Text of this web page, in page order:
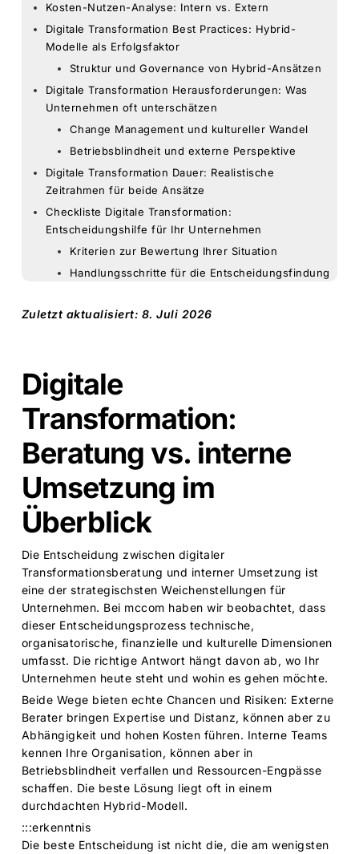
Kosten-Nutzen-Analyse: Intern vs. Extern
Digitale Transformation Best Practices: Hybrid-
Modelle als Erfolgsfaktor
Struktur und Governance von Hybrid-Ansätzen
Digitale Transformation Herausforderungen: Was
Unternehmen oft unterschätzen
Change Management und kultureller Wandel
Betriebsblindheit und externe Perspektive
Digitale Transformation Dauer: Realistische
Zeitrahmen für beide Ansätze
Checkliste Digitale Transformation:
Entscheidungshilfe für Ihr Unternehmen
Kriterien zur Bewertung Ihrer Situation
Handlungsschritte für die Entscheidungsfindung
Zuletzt aktualisiert: 8. Juli 2026
Digitale
Transformation:
Beratung vs. interne
Umsetzung im
Überblick
Die Entscheidung zwischen digitaler
Transformationsberatung und interner Umsetzung ist
eine der strategischsten Weichenstellungen für
Unternehmen. Bei mccom haben wir beobachtet, dass
dieser Entscheidungsprozess technische,
organisatorische, finanzielle und kulturelle Dimensionen
umfasst. Die richtige Antwort hängt davon ab, wo Ihr
Unternehmen heute steht und wohin es gehen möchte.
Beide Wege bieten echte Chancen und Risiken: Externe
Berater bringen Expertise und Distanz, können aber zu
Abhängigkeit und hohen Kosten führen. Interne Teams
kennen Ihre Organisation, können aber in
Betriebsblindheit verfallen und Ressourcen-Engpässe
schaffen. Die beste Lösung liegt oft in einem
durchdachten Hybrid-Modell.
:::erkenntnis
Die beste Entscheidung ist nicht die, die am wenigsten